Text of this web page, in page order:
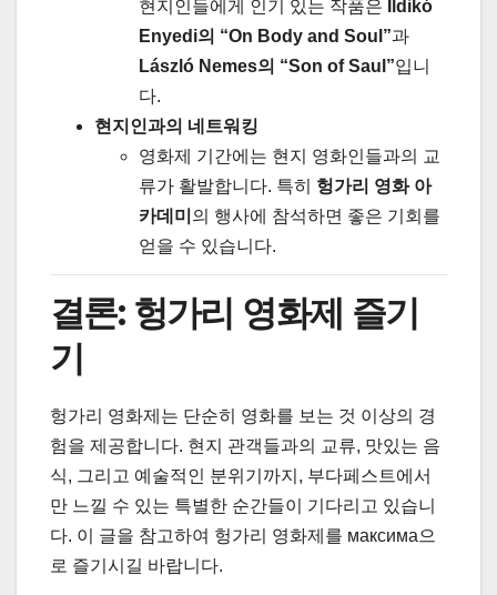
현지인들에게 인기 있는 작품은
Ildikó
Enyedi의 “On Body and Soul”과
László Nemes의 “Son of Saul”입니
다.
현지인과의 네트워킹
영화제 기간에는 현지 영화인들과의 교
류가 활발합니다. 특히 헝가리 영화 아
카데미 의 행사에 참석하면 좋은 기회를
얻을 수 있습니다.
결론: 헝가리 영화제 즐기
기
헝가리 영화제는 단순히 영화를 보는 것 이상의 경
험을 제공합니다. 현지 관객들과의 교류, 맛있는 음
식, 그리고 예술적인 분위기까지, 부다페스트에서
만 느낄 수 있는 특별한 순간들이 기다리고 있습니
다. 이 글을 참고하여 헝가리 영화제를 максима으
로 즐기시길 바랍니다.